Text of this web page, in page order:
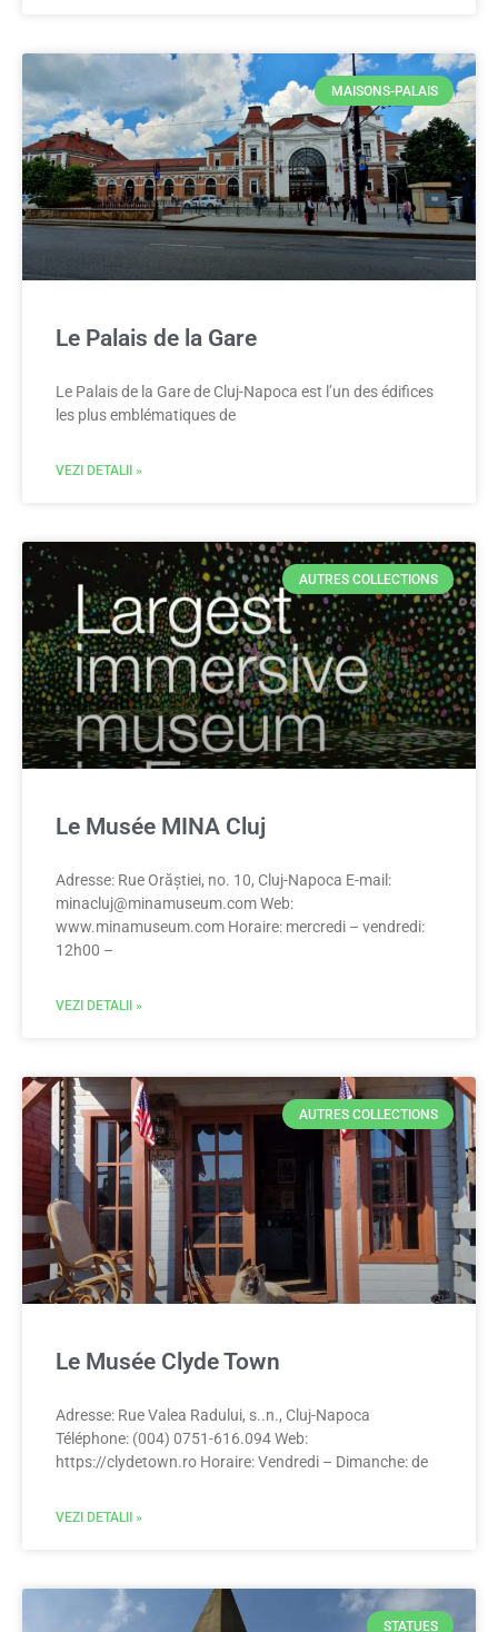
MAISONS-PALAIS
Le Palais de la Gare
Le Palais de la Gare de Cluj-Napoca est l’un des édifices
les plus emblématiques de
VEZI DETALII »
AUTRES COLLECTIONS
Le Musée MINA Cluj
Adresse: Rue Orăștiei, no. 10, Cluj-Napoca E-mail:
minacluj@minamuseum.comWeb:
www.minamuseum.com Horaire: mercredi – vendredi:
12h00 –
VEZI DETALII »
AUTRES COLLECTIONS
Le Musée Clyde Town
Adresse: Rue Valea Radului, s..n., Cluj-Napoca
Téléphone: (004) 0751-616.094 Web:
https://clydetown.ro Horaire: Vendredi – Dimanche: de
VEZI DETALII »
STATUES